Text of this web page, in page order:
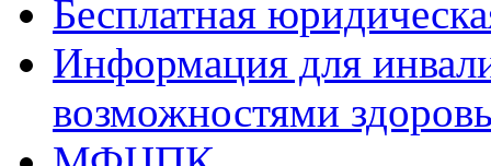
Бесплатная
Информация для
возможностями